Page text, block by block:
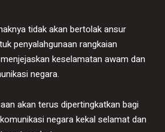
tidak akan bertolak ansur
penyalahgunaan rangkaian
keselamatan awam dan
negara.
akan terus dipertingkatkan bagi
negara kekal selamat dan